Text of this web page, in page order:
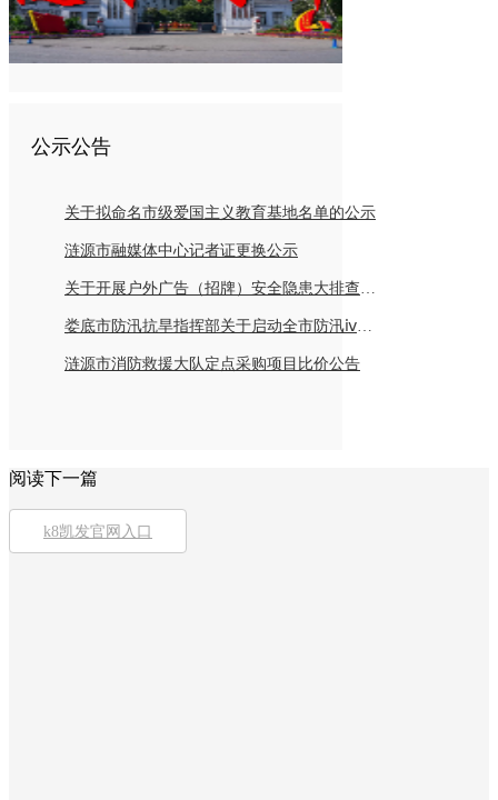
公示公告
关于拟命名市级爱国主义教育基地名单的公示
涟源市融媒体中心记者证更换公示
关于开展户外广告（招牌）安全隐患大排查倡议书
娄底市防汛抗旱指挥部关于启动全市防汛ⅳ级应急响应的紧急通知
涟源市消防救援大队定点采购项目比价公告
阅读下一篇
k8凯发官网入口